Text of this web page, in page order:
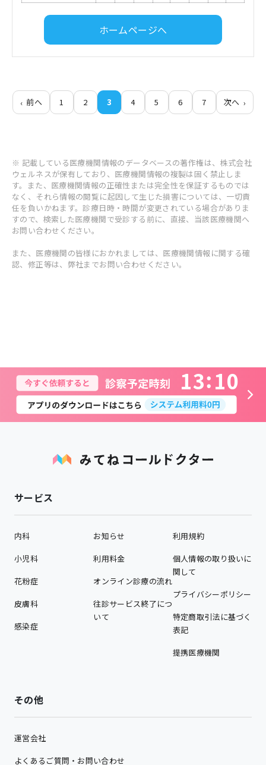
ホームページへ
前へ 1 2 3 4 5 6 7 次へ
※ 記載している医療機関情報のデータベースの著作権は、株式会社
ウェルネスが保有しており、医療機関情報の複製は固く禁止しま
す。また、医療機関情報の正確性または完全性を保証するものでは
なく、それら情報の閲覧に起因して生じた損害については、一切責
任を負いかねます。診療日時・時間が変更されている場合がありま
すので、検索した医療機関で受診する前に、直接、当該医療機関へ
お問い合わせください。
また、医療機関の皆様におかれましては、医療機関情報に関する確
認、修正等は、弊社までお問い合わせください。
13 10
サービス
内科
小児科
花粉症
皮膚科
感染症
お知らせ
利用料金
オンライン診療の流れ
往診サービス終了につ
いて
利用規約
個人情報の取り扱いに
関して
プライバシーポリシー
特定商取引法に基づく
表記
提携医療機関
その他
運営会社
よくあるご質問・お問い合わせ